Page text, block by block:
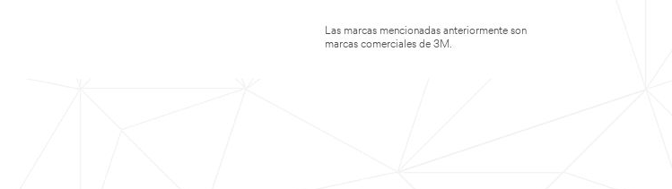
Las marcas mencionadas anteriormente son
marcas comerciales de 3M.